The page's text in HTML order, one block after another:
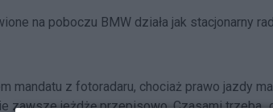
na poboczu BMW działa jak stacjonarny
mandatu z fotoradaru, chociaż prawo jazdy
zawsze jeżdżę przepisowo. Czasami trzeba